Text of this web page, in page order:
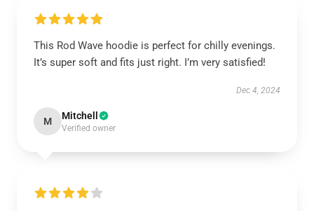
This Rod Wave hoodie is perfect for chilly evenings.
It’s super soft and fits just right. I’m very satisfied!
Dec 4, 2024
M Mitchell
Verified owner